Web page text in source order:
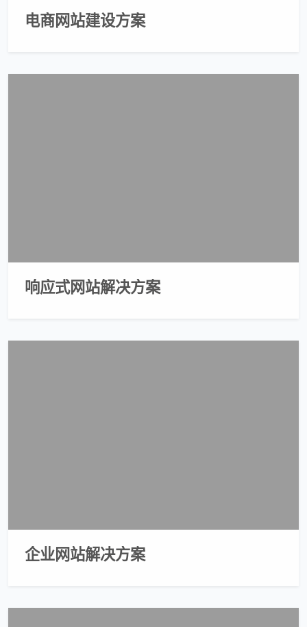
电商网站建设方案
响应式网站解决方案
企业网站解决方案